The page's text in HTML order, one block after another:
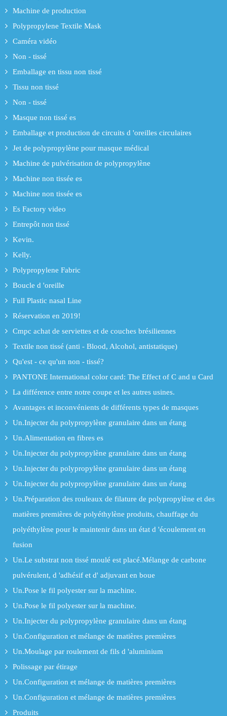
Machine de production
Polypropylene Textile Mask
Caméra vidéo
Non - tissé
Emballage en tissu non tissé
Tissu non tissé
Non - tissé
Masque non tissé es
Emballage et production de circuits d 'oreilles circulaires
Jet de polypropylène pour masque médical
Machine de pulvérisation de polypropylène
Machine non tissée es
Machine non tissée es
Es Factory video
Entrepôt non tissé
Kevin.
Kelly.
Polypropylene Fabric
Boucle d 'oreille
Full Plastic nasal Line
Réservation en 2019!
Cmpc achat de serviettes et de couches brésiliennes
Textile non tissé (anti - Blood, Alcohol, antistatique)
Qu'est - ce qu'un non - tissé?
PANTONE International color card: The Effect of C and u Card
La différence entre notre coupe et les autres usines.
Avantages et inconvénients de différents types de masques
Un.Injecter du polypropylène granulaire dans un étang
Un.Alimentation en fibres es
Un.Injecter du polypropylène granulaire dans un étang
Un.Injecter du polypropylène granulaire dans un étang
Un.Injecter du polypropylène granulaire dans un étang
Un.Préparation des rouleaux de filature de polypropylène et des
matières premières de polyéthylène produits, chauffage du
polyéthylène pour le maintenir dans un état d 'écoulement en
fusion
Un.Le substrat non tissé moulé est placé.Mélange de carbone
pulvérulent, d 'adhésif et d' adjuvant en boue
Un.Pose le fil polyester sur la machine.
Un.Pose le fil polyester sur la machine.
Un.Injecter du polypropylène granulaire dans un étang
Un.Configuration et mélange de matières premières
Un.Moulage par roulement de fils d 'aluminium
Polissage par étirage
Un.Configuration et mélange de matières premières
Un.Configuration et mélange de matières premières
Produits